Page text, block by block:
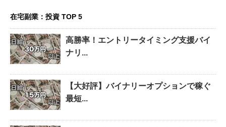
在宅副業：投資 TOP 5
高勝率！エントリータイミング支援バイ
ナリ...
【大好評】バイナリーオプションで稼ぐ
最短...